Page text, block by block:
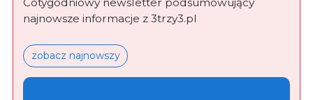
Cotygodniowy newsletter podsumowujący
najnowsze informacje z 3trzy3.pl
zobacz najnowszy